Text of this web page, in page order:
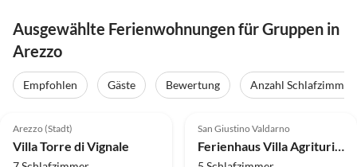
Ausgewählte Ferienwohnungen für Gruppen in
Arezzo
Empfohlen Gäste Bewertung
Anzahl Schlafzimmer
Arezzo (Stadt)
Villa Torre di Vignale
San Giustino Valdarno